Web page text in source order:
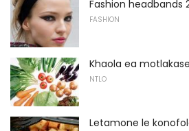
Fashion headbands
FASHION
Khaola ea motlakase
NTLO
Letamone le